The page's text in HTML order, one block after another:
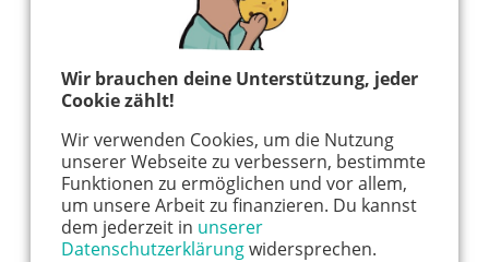
Wir brauchen deine Unterstützung, jeder
Cookie zählt!
Wir verwenden Cookies, um die Nutzung
unserer Webseite zu verbessern, bestimmte
Funktionen zu ermöglichen und vor allem,
um unsere Arbeit zu finanzieren. Du kannst
dem jederzeit in unserer
Datenschutzerklärungwidersprechen.
finanzieren. Bitte akzeptiere dieCookie-Meldung